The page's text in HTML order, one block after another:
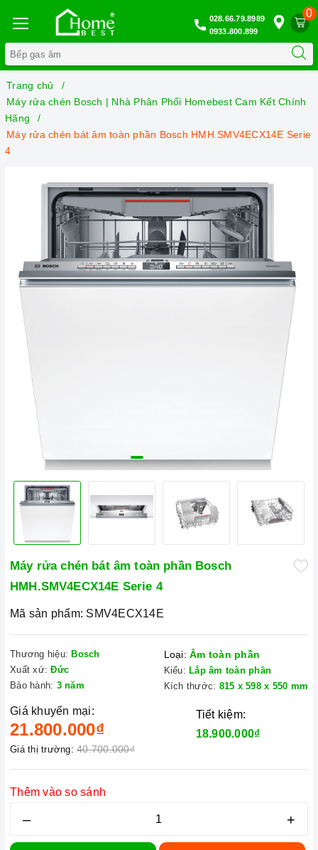
0
028.66.79.8989
0933.800.899
Trang chủ
Máy rửa chén Bosch | Nhà Phân Phối Homebest Cam Kết Chính
Hãng
Máy rửa chén bát âm toàn phần Bosch HMH.SMV4ECX14E Serie
4
Máy rửa chén bát âm toàn phần Bosch
HMH.SMV4ECX14E Serie 4
Mã sản phẩm: SMV4ECX14E
Thương hiệu: Bosch
Xuất xứ: Đức
Bảo hành: 3 năm
Loại: Âm toàn phần
Kiểu: Lắp âm toàn phần
Kích thước: 815 x 598 x 550 mm
Giá khuyến mại:
21.800.000₫
Giá thị trường: 40.700.000₫
Tiết kiệm:
18.900.000₫
Thêm vào so sánh
– +